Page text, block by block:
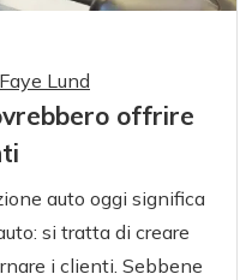
Lund
offrire
auto oggi significa
si tratta di creare
i clienti. Sebbene